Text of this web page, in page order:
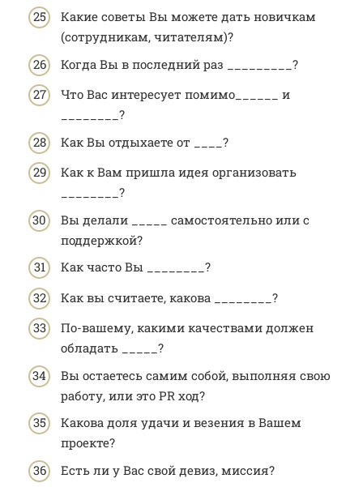
Какие советы Вы можете дать новичкам
(сотрудникам, читателям)?
Когда Вы в последний раз _________?
Что Вас интересует помимо______ и
________?
Как Вы отдыхаете от ____?
Как к Вам пришла идея организовать
________?
Вы делали _____ самостоятельно или с
поддержкой?
Как часто Вы ________?
Как вы считаете, какова ________?
По-вашему, какими качествами должен
обладать _____?
Вы остаетесь самим собой, выполняя свою
работу, или это PR ход?
Какова доля удачи и везения в Вашем
проекте?
Есть ли у Вас свой девиз, миссия?